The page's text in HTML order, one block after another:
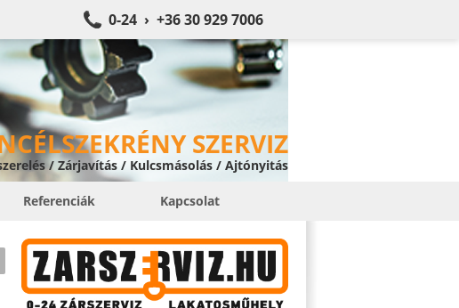
0-24 › +36 30 929 7006
SZERVIZ
/ Zárjavítás / Kulcsmásolás / Ajtónyitás
Referenciák Kapcsolat